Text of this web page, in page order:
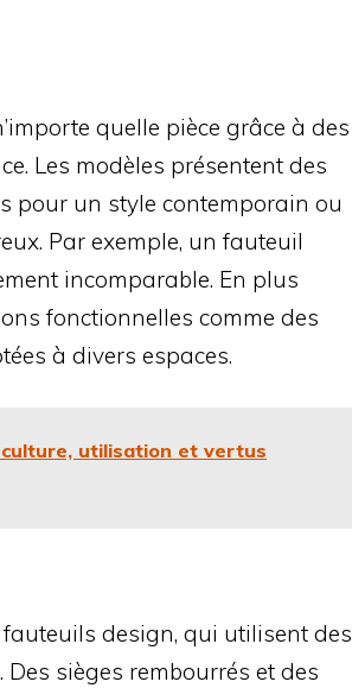
quelle pièce grâce à des
Les modèles présentent des
pour un style contemporain ou
Par exemple, un fauteuil
incomparable. En plus
fonctionnelles comme des
à divers espaces.
culture, utilisation et vertus
design, qui utilisent des
sièges rembourrés et des